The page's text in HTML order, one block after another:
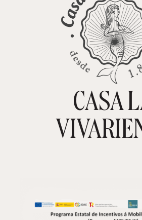
TIENDA ONLINECASA